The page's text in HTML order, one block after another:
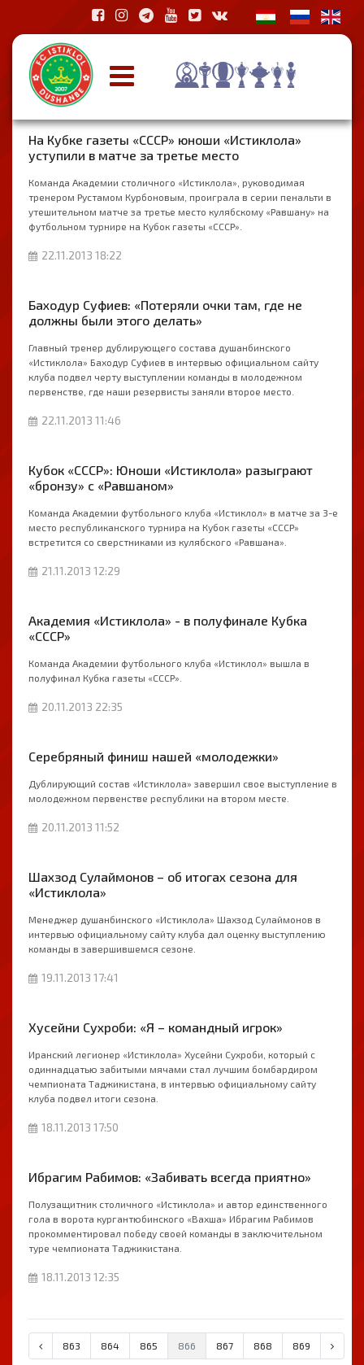
На Кубке газеты «СССР» юноши «Истиклола»
уступили в матче за третье место
Команда Академии столичного «Истиклола», руководимая
тренером Рустамом Курбоновым, проиграла в серии пенальти в
утешительном матче за третье место кулябскому «Равшану» на
футбольном турнире на Кубок газеты «СССР».
22.11.2013 18:22
Баходур Суфиев: «Потеряли очки там, где не
должны были этого делать»
Главный тренер дублирующего состава душанбинского
«Истиклола» Баходур Суфиев в интервью официальном сайту
клуба подвел черту выступлении команды в молодежном
первенстве, где наши резервисты заняли второе место.
22.11.2013 11:46
Кубок «СССР»: Юноши «Истиклола» разыграют
«бронзу» с «Равшаном»
Команда Академии футбольного клуба «Истиклол» в матче за 3-е
место республиканского турнира на Кубок газеты «СССР»
встретится со сверстниками из кулябского «Равшана».
21.11.2013 12:29
Академия «Истиклола» - в полуфинале Кубка
«СССР»
Команда Академии футбольного клуба «Истиклол» вышла в
полуфинал Кубка газеты «СССР».
20.11.2013 22:35
Серебряный финиш нашей «молодежки»
Дублирующий состав «Истиклола» завершил свое выступление в
молодежном первенстве республики на втором месте.
20.11.2013 11:52
Шахзод Сулаймонов – об итогах сезона для
«Истиклола»
Менеджер душанбинского «Истиклола» Шахзод Сулаймонов в
интервью официальному сайту клуба дал оценку выступлению
команды в завершившемся сезоне.
19.11.2013 17:41
Хусейни Сухроби: «Я – командный игрок»
Иранский легионер «Истиклола» Хусейни Сухроби, который c
одиннадцатью забитыми мячами стал лучшим бомбардиром
чемпионата Таджикистана, в интервью официальному сайту
клуба подвел итоги сезона.
18.11.2013 17:50
Ибрагим Рабимов: «Забивать всегда приятно»
Полузащитник столичного «Истиклола» и автор единственного
гола в ворота кургантюбинского «Вахша» Ибрагим Рабимов
прокомментировал победу своей команды в заключительном
туре чемпионата Таджикистана.
18.11.2013 12:35
863 864 865 866 867 868 869